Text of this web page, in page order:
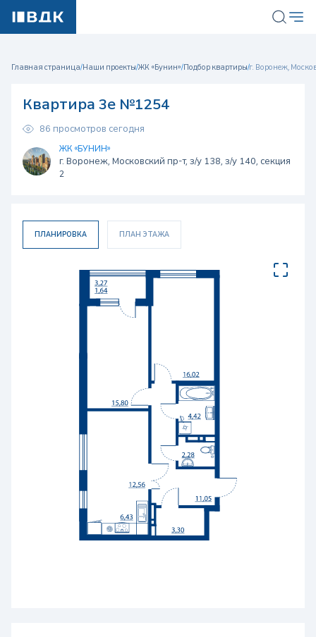
Главная страница/Наши проекты/ЖК «Бунин»/Подбор квартиры/г. Воронеж,
Квартира 3е №1254
86 просмотров сегодня
ЖК «БУНИН»
г. Воронеж, Московский пр-т, з/у 138, з/у 140, секция
2
ПЛАНИРОВКА ПЛАН ЭТАЖА